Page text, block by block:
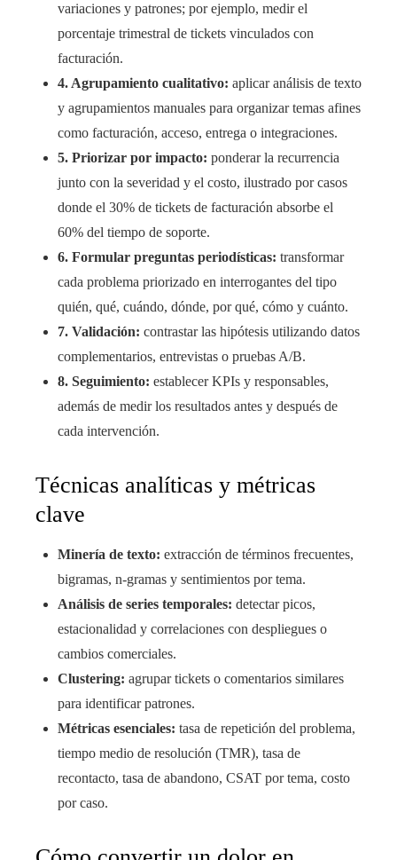
variaciones y patrones; por ejemplo, medir el
porcentaje trimestral de tickets vinculados con
facturación.
4. Agrupamiento cualitativo: aplicar análisis de texto
y agrupamientos manuales para organizar temas afines
como facturación, acceso, entrega o integraciones.
5. Priorizar por impacto: ponderar la recurrencia
junto con la severidad y el costo, ilustrado por casos
donde el 30% de tickets de facturación absorbe el
60% del tiempo de soporte.
6. Formular preguntas periodísticas: transformar
cada problema priorizado en interrogantes del tipo
quién, qué, cuándo, dónde, por qué, cómo y cuánto.
7. Validación: contrastar las hipótesis utilizando datos
complementarios, entrevistas o pruebas A/B.
8. Seguimiento: establecer KPIs y responsables,
además de medir los resultados antes y después de
cada intervención.
Técnicas analíticas y métricas
clave
Minería de texto: extracción de términos frecuentes,
bigramas, n-gramas y sentimientos por tema.
Análisis de series temporales: detectar picos,
estacionalidad y correlaciones con despliegues o
cambios comerciales.
Clustering: agrupar tickets o comentarios similares
para identificar patrones.
Métricas esenciales: tasa de repetición del problema,
tiempo medio de resolución (TMR), tasa de
recontacto, tasa de abandono, CSAT por tema, costo
por caso.